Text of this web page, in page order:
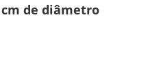
de diâmetro